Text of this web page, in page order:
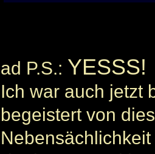
ad P.S.: YESSS!
Ich war auch jetzt
begeistert von
Nebensächlichkeit